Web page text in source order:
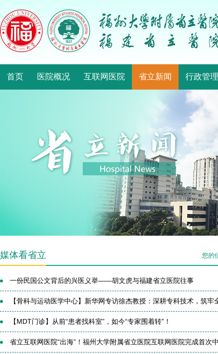
首页 医院概况 互联网医院 省立新闻 行政管理
媒体看省立 您的
一份民国公文背后的兴医义举——胡文虎与福建省立医院往事
【骨科与运动医学中心】新华网专访徐杰教授：深耕专科技术，筑牢
【MDT门诊】从前“患者找科室”，如今“专家围着转”！
省立互联网医院“出海”！福州大学附属省立医院互联网医院完成首次